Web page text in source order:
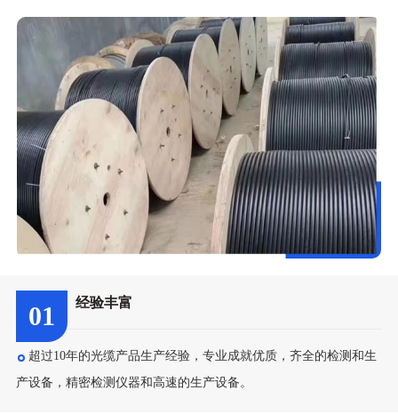
01 经验丰富
超过10年的光缆产品生产经验，专业成就优质，齐全的检测和生
产设备，精密检测仪器和高速的生产设备。